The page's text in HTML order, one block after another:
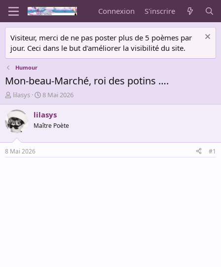
Connexion S'inscrire
Visiteur, merci de ne pas poster plus de 5 poèmes par
jour. Ceci dans le but d'améliorer la visibilité du site.
Humour
Mon-beau-Marché, roi des potins ….
A
u
t
e
u
r
d
e
lilasys
D
a
t
e
d
é
8 Mai 2026
lilasys
Maître Poète
8 Mai 2026 #1